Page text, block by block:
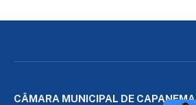
CÂMARA MUNICIPAL DE CAPANEMA